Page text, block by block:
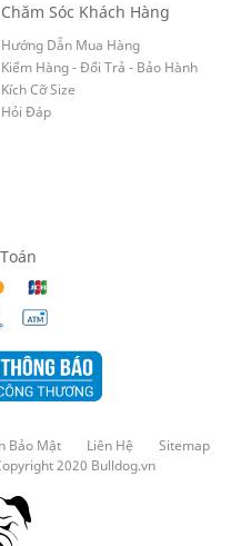
Chăm Sóc Khách Hàng
Hướng Dẫn Mua Hàng
Kiểm Hàng - Đổi Trả - Bảo Hành
Kích Cỡ Size
Hỏi Đáp
Bảo Mật Liên Hệ
Sitemap
2020 Bulldog.vn